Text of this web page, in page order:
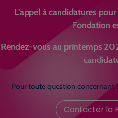
L'appel à candidatures
Fondation
Rendez-vous au printemps
Pour toute question concernant
Contacter la